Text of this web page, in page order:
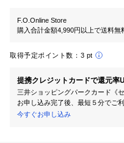
F.O.Online Store
購入合計金額4,990円以上で送料無
取得予定ポイント数： 3 pt
提携クレジットカードで還元率
三井ショッピングパークカード《
お申し込み完了後、最短５分でご利
今すぐお申し込み